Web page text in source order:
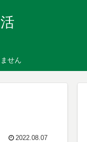
せん
2022.08.07